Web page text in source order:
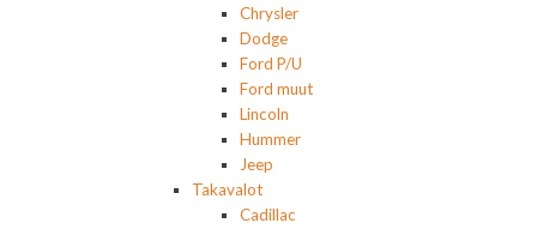
Chrysler
Dodge
Ford P/U
Ford muut
Lincoln
Hummer
Jeep
Takavalot
Cadillac